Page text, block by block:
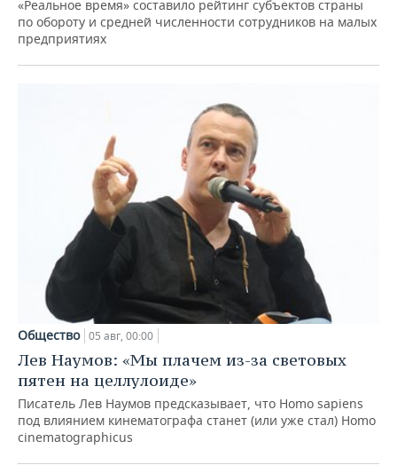
«Реальное время» составило рейтинг субъектов страны
по обороту и средней численности сотрудников на малых
предприятиях
Общество 05 авг, 00:00
Лев Наумов: «Мы плачем из-за световых
пятен на целлулоиде»
Писатель Лев Наумов предсказывает, что Homo sapiens
под влиянием кинематографа станет (или уже стал) Homo
cinematographicus